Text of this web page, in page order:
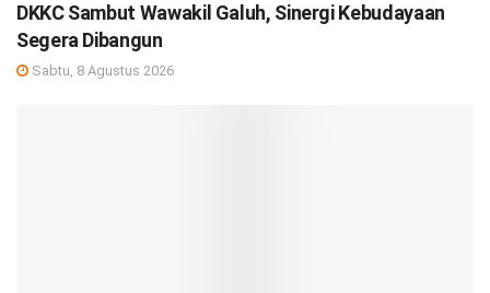
DKKC Sambut Wawakil Galuh, Sinergi Kebudayaan
Segera Dibangun
Sabtu, 8 Agustus 2026